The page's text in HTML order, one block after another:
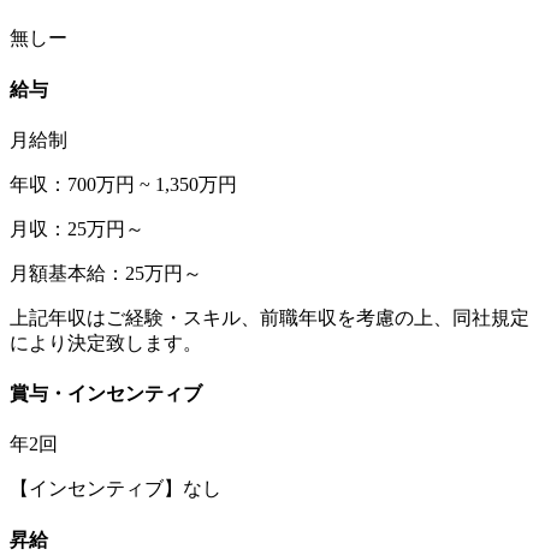
無しー
給与
月給制
年収：700万円 ~ 1,350万円
月収：25万円～
月額基本給：25万円～
上記年収はご経験・スキル、前職年収を考慮の上、同社規定
により決定致します。
賞与・インセンティブ
年2回
【インセンティブ】なし
昇給